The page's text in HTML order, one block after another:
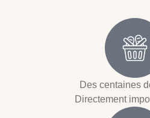
Des centaines
Directement